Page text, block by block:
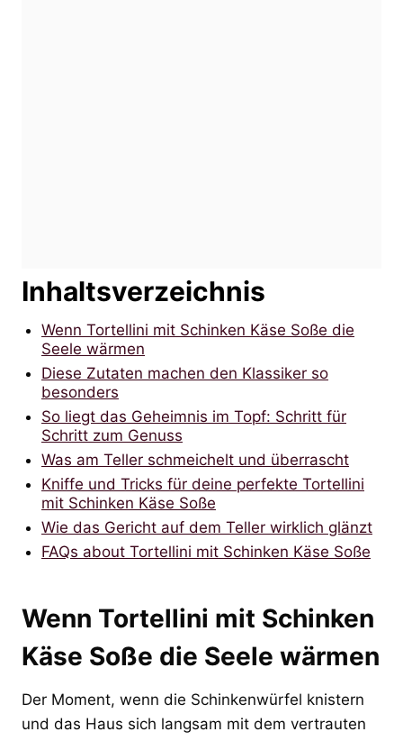
Inhaltsverzeichnis
Wenn Tortellini mit Schinken Käse Soße die
Seele wärmen
Diese Zutaten machen den Klassiker so
besonders
So liegt das Geheimnis im Topf: Schritt für
Schritt zum Genuss
Was am Teller schmeichelt und überrascht
Kniffe und Tricks für deine perfekte Tortellini
mit Schinken Käse Soße
Wie das Gericht auf dem Teller wirklich glänzt
FAQs about Tortellini mit Schinken Käse Soße
Wenn Tortellini mit Schinken
Käse Soße die Seele wärmen
Der Moment, wenn die Schinkenwürfel knistern
und das Haus sich langsam mit dem vertrauten